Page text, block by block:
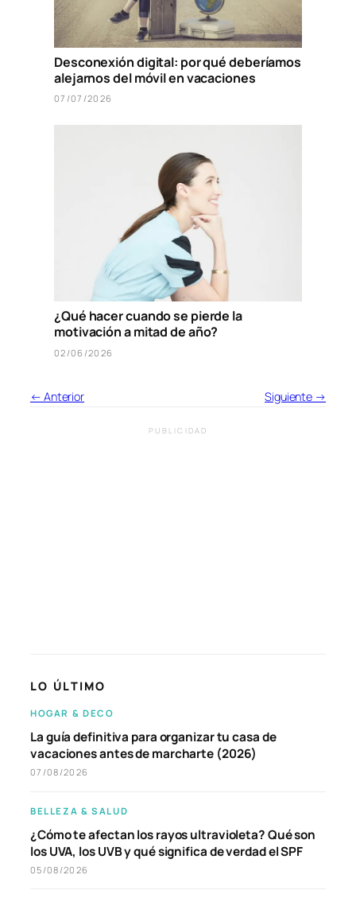
Desconexión digital: por qué deberíamos
alejarnos del móvil en vacaciones
07/07/2026
¿Qué hacer cuando se pierde la
motivación a mitad de año?
02/06/2026
← Anterior Siguiente →
PUBLICIDAD
LO ÚLTIMO
HOGAR & DECO
La guía definitiva para organizar tu casa de
vacaciones antes de marcharte (2026)
07/08/2026
BELLEZA & SALUD
¿Cómo te afectan los rayos ultravioleta? Qué son
los UVA, los UVB y qué significa de verdad el SPF
05/08/2026